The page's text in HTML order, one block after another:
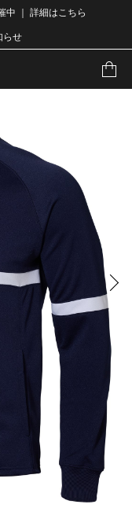
中 ｜ 詳細はこちら
らせ